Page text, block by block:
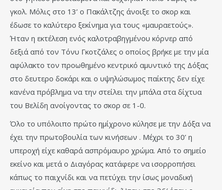
γκολ. Μόλις στο 13’ ο Πακάλτζης άνοιξε το σκορ και
έδωσε το καλύτερο ξεκίνημα για τους «μαυραετούς».
Ήταν η εκτέλεση ενός καλοτραβηγμένου κόρνερ από
δεξιά από τον Τόνυ Γκοτζάλες ο οποίος βρήκε με την μία
αφύλακτο τον προωθημένο κεντρικό αμυντικό της Δόξας
στο δευτερο δοκάρι και ο υψηλώσωμος παίκτης δεν είχε
κανένα πρόβλημα να την στείλει την μπάλα στα δίχτυα
του Βελίδη ανοίγοντας το σκορ σε 1-0.
Όλο το υπόλοιπο πρώτο ημίχρονο κύλησε με την Δόξα να
έχει την πρωτοβουλία των κινήσεων . Μέχρι το 30’ η
υπεροχή είχε καθαρά ασπρόμαυρο χρώμα. Από το σημείο
εκείνο και μετά ο Διαγόρας κατάφερε να ισορροπήσει
κάπως το παιχνίδι και να πετύχει την ίσως μοναδική